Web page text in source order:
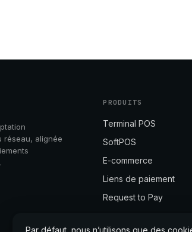
réseau, alignée
PRODUITS
Terminal POS
SoftPOS
E-commerce
Liens de paiement
Request to Pay
Par défaut, nous n’utilisons que des